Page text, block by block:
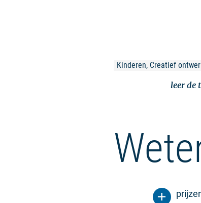
Kinderen, Creatief
leer de